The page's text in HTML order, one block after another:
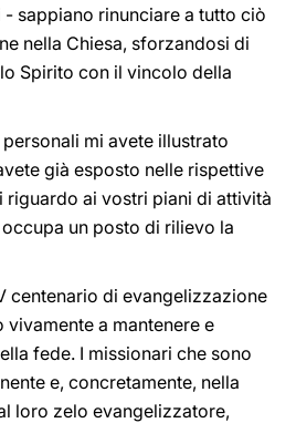
sappiano rinunciare a tutto ciò
nella Chiesa, sforzandosi di
Spirito con il vincolo della
mi avete illustrato
già esposto nelle rispettive
riguardo ai vostri piani di attività
un posto di rilievo la
centenario di evangelizzazione
vivamente a mantenere e
fede. I missionari che sono
e, concretamente, nella
loro zelo evangelizzatore,